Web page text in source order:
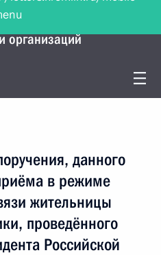
работе с
организаций
данного
в режиме
жительницы
проведённого
Российской